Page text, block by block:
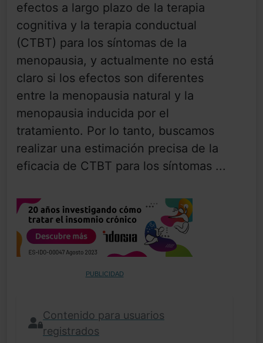
efectos a largo plazo de la terapia
cognitiva y la terapia conductual
(CTBT) para los síntomas de la
menopausia, y actualmente no está
claro si los efectos son diferentes
entre la menopausia natural y la
menopausia inducida por el
tratamiento. Por lo tanto, buscamos
realizar una estimación precisa de la
eficacia de CTBT para los síntomas ...
PUBLICIDAD
Contenido para usuarios
registrados